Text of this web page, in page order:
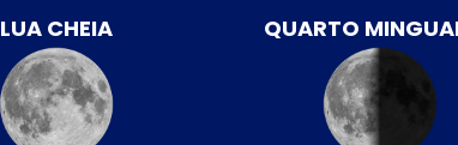
LUA CHEIA QUARTO